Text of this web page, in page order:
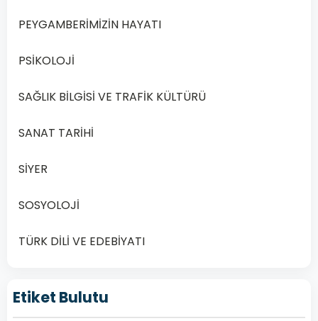
ahirette
belirtilir.
metinde
mesajlardan
vurgulanmaktadır?
ümit
PEYGAMBERİMİZİN HAYATI
PSİKOLOJİ
SAĞLIK BİLGİSİ VE TRAFİK KÜLTÜRÜ
SANAT TARİHİ
SİYER
SOSYOLOJİ
TÜRK DİLİ VE EDEBİYATI
Etiket Bulutu